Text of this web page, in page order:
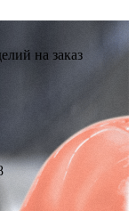
на заказ